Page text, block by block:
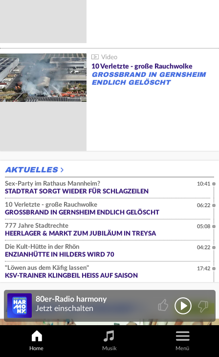
10 Verletzte - große Rauchwolke
GROSSBRAND IN GERNSHEIM E
NDLICH GELÖSCHT
AKTUELLES
Sex-Party im Rathaus Mannheim?
STADTRAT SORGT WIEDER FÜR SCHLAGZEILEN
10:41
10 Verletzte - große Rauchwolke
GROSSBRAND IN GERNSHEIM ENDLICH GELÖSCHT
06:22
777 Jahre Stadtrechte
HEERLAGER & MARKT ZUM JUBILÄUM IN TREYSA
05:08
Die Kult-Hütte in der Rhön
ENZIANHÜTTE IN HILDERS WIRD 70
04:22
"Löwen aus dem Käfig lassen"
KSV-TRAINER KLINGBEIL HEISS AUF SAISON
17:42
TICKETS
HARMONY IN CONCERT
Home Musik Menü
80er-Radio harmony
Jetzt einschalten